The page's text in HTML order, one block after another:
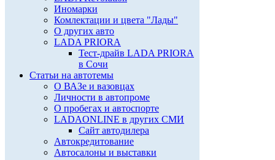
Иномарки
Комлектации и цвета "Лады"
О других авто
LADA PRIORA
Тест-драйв LADA PRIORA
в Сочи
Статьи на автотемы
О ВАЗе и вазовцах
Личности в автопроме
О пробегах и автоспорте
LADAONLINE в других СМИ
Сайт автодилера
Автокредитование
Автосалоны и выставки